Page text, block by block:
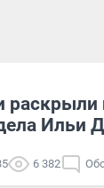
раскрыли
Ильи
6 382